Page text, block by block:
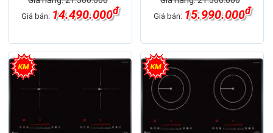
Giá bán: 14.490.000đ Giá bán: 15.990.000đ